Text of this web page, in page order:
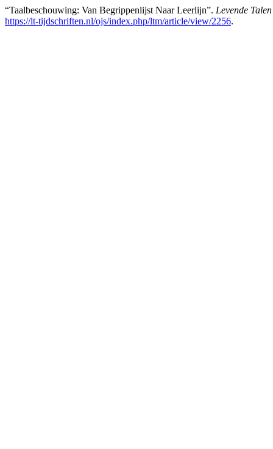
“Taalbeschouwing: Van Begrippenlijst Naar Leerlijn”. Levende
https://lt-tijdschriften.nl/ojs/index.php/ltm/article/view/2256.